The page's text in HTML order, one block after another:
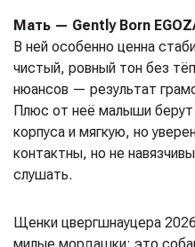
Мать — Gently Born
В ней особенно ценна
чистый, ровный тон без
нюансов — результат
Плюс от неё малыши
корпуса и мягкую, но
контактны, но не
слушать.
Щенки цвергшнауцера